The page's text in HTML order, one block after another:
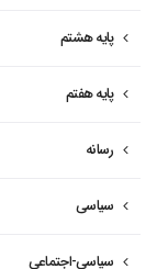
پایه هشتم
پایه هفتم
رسانه
سیاسی
سیاسی-اجتماعی